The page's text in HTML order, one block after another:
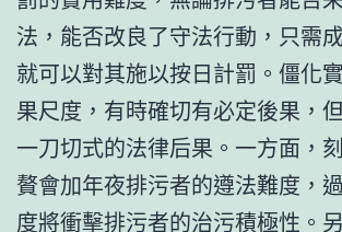
法，能否改良了守法行動，只需
就可以對其施以按日計罰。僵化
果尺度，有時確切有必定後果，
一刀切式的法律后果。一方面，
贅會加年夜排污者的遵法難度，
度將衝擊排污者的治污積極性。